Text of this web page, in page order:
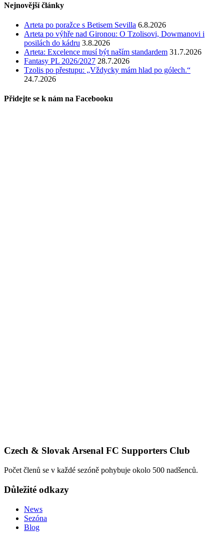
Nejnovější články
Arteta po poražce s Betisem Sevilla 6.8.2026
Arteta po výhře nad Gironou: O Tzolisovi, Dowmanovi i
posilách do kádru 3.8.2026
Arteta: Excelence musí být naším standardem 31.7.2026
Fantasy PL 2026/2027 28.7.2026
Tzolis po přestupu: „Vždycky mám hlad po gólech.“
24.7.2026
Přidejte se k nám na Facebooku
Czech & Slovak Arsenal FC Supporters Club
Počet členů se v každé sezóně pohybuje okolo 500 nadšenců.
Důležité odkazy
News
Sezóna
Blog